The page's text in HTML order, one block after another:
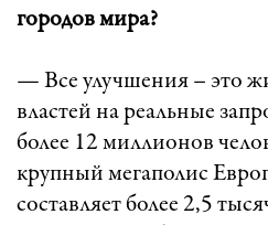
городов мира?
— Все улучшения – это
властей на реальные
более 12 миллионов
крупный мегаполис
составляет более 2,5